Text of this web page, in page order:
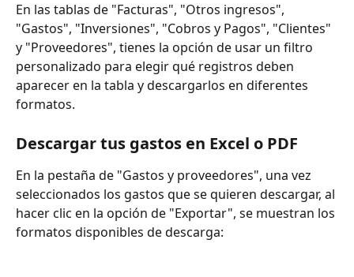
En las tablas de "Facturas", "Otros ingresos",
"Gastos", "Inversiones", "Cobros y Pagos", "Clientes"
y "Proveedores", tienes la opción de usar un filtro
personalizado para elegir qué registros deben
aparecer en la tabla y descargarlos en diferentes
formatos.
Descargar tus gastos en Excel o PDF
En la pestaña de "Gastos y proveedores", una vez
seleccionados los gastos que se quieren descargar, al
hacer clic en la opción de "Exportar", se muestran los
formatos disponibles de descarga: